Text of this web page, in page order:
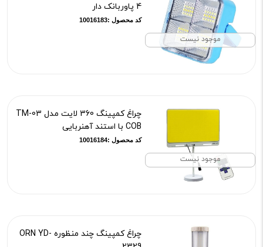
موجود نیست
4 پاوربانک دار
کد محصول :10016183
موجود نیست
چراغ کمپینگ 360 لایت مدل TM-03
COB با استند آهنربایی
کد محصول :10016184
چراغ کمپینگ چند منظوره ORN YD-